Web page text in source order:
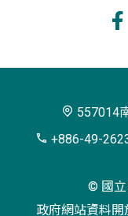
存
557014
+886-49-
© 國立
政府網站資料開